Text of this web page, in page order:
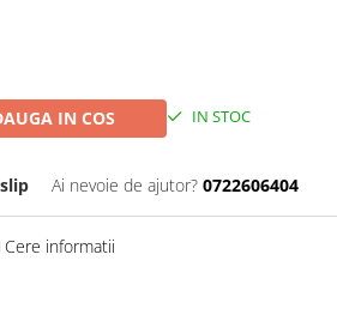
IN COS IN STOC
Ai nevoie de ajutor? 0722606404
Cere informatii